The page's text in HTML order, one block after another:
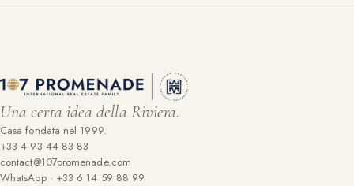
Una certa idea della Riviera.
Casa fondata nel 1999.
+33 4 93 44 83 83
contact@107promenade.com
WhatsApp · +33 6 14 59 88 99